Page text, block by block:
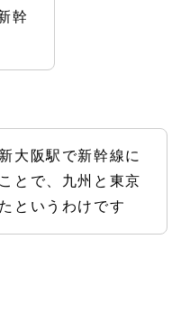
幹
大阪駅で新幹線に
とで、九州と東京
というわけです